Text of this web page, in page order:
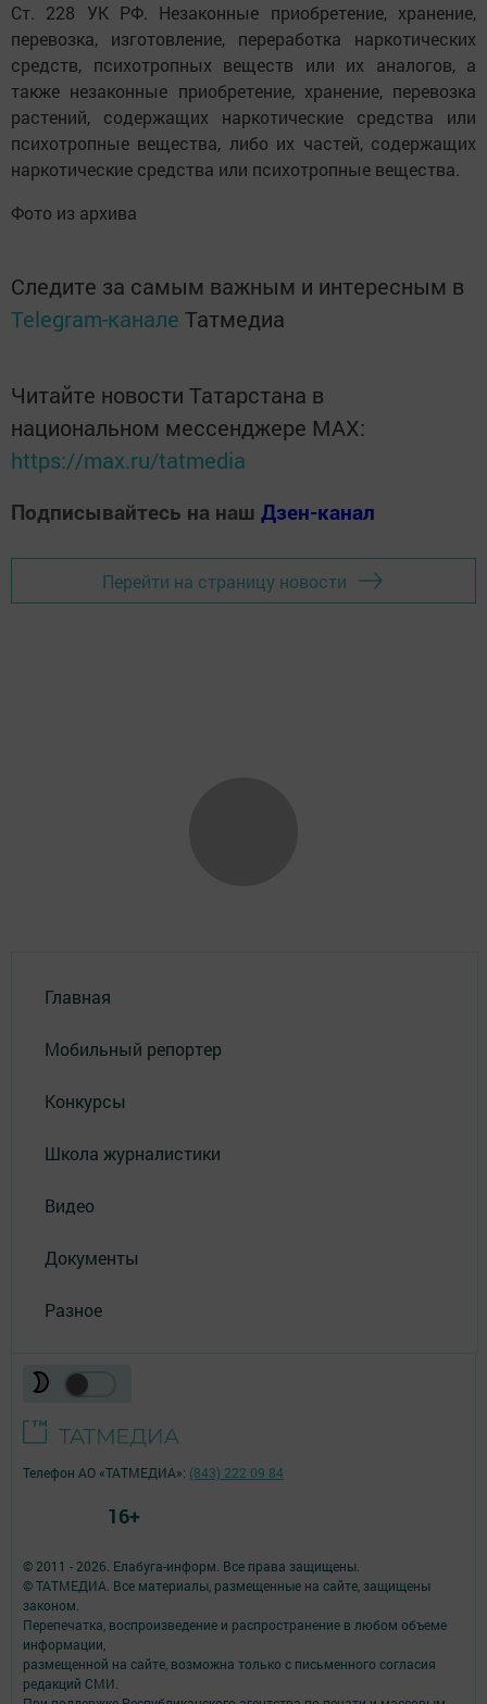
Ст. 228 УК РФ. Незаконные приобретение, хранение,
перевозка, изготовление, переработка наркотических
средств, психотропных веществ или их аналогов, а
также незаконные приобретение, хранение, перевозка
растений, содержащих наркотические средства или
психотропные вещества, либо их частей, содержащих
наркотические средства или психотропные вещества.
Фото из архива
Следите за самым важным и интересным в
Telegram-канале Татмедиа
Читайте новости Татарстана в
национальном мессенджере MАХ:
https://max.ru/tatmedia
Подписывайтесь на наш Дзен-канал
Перейти на страницу новости
Главная
Мобильный репортер
Конкурсы
Школа журналистики
Видео
Документы
Разное
© 2011 - 2026. Елабуга-информ. Все права защищены.
© ТАТМЕДИА. Все материалы, размещенные на сайте, защищены
законом.
Перепечатка, воспроизведение и распространение в любом объеме
информации,
размещенной на сайте, возможна только с письменного согласия
редакций СМИ.
Телефон АО «ТАТМЕДИА»: (843) 222 09 84
16+